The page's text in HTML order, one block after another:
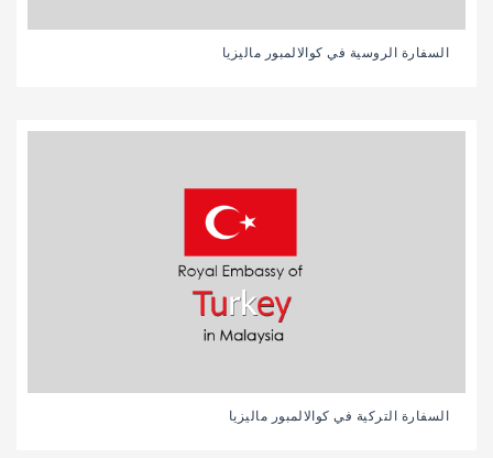
السفارة الروسية في كوالالمبور ماليزيا
السفارة التركية في كوالالمبور ماليزيا